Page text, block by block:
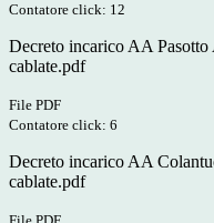
Contatore click: 12
Decreto incarico AA
cablate.pdf
File PDF
Contatore click: 6
Decreto incarico AA
cablate.pdf